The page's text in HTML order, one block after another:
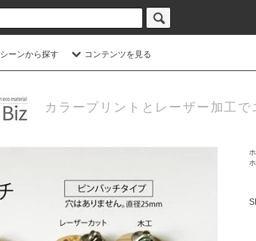
シーンから探す コンテンツを見る
カラープリントとレーザー加工